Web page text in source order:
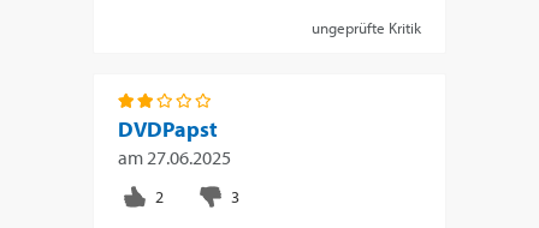
ungeprüfte Kritik
DVDPapst
am27.06.2025